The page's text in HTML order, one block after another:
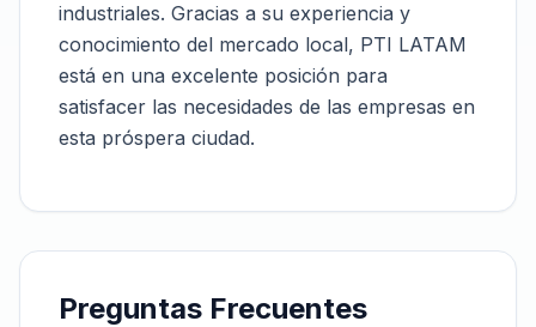
industriales. Gracias a su experiencia y
conocimiento del mercado local, PTI LATAM
está en una excelente posición para
satisfacer las necesidades de las empresas en
esta próspera ciudad.
Preguntas Frecuentes